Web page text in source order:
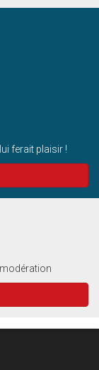
ferait plaisir !